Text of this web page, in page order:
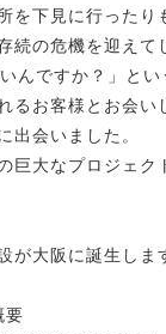
を下見に行ったり
続の危機を迎えて
んですか？」と
るお客様とお会い
出会いました。
巨大なプロジェク
が大阪に誕生しま
要